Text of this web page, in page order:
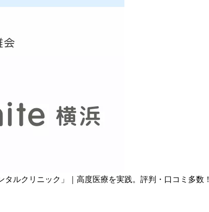
ルクリニック」｜高度医療を実践。評判・口コミ多数！